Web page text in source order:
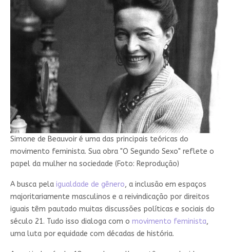
Simone de Beauvoir é uma das principais teóricas do
movimento feminista. Sua obra "O Segundo Sexo" reflete o
papel da mulher na sociedade (Foto: Reprodução)
A busca pela igualdade de gênero, a inclusão em espaços
majoritariamente masculinos e a reivindicação por direitos
iguais têm pautado muitas discussões políticas e sociais do
século 21. Tudo isso dialoga com o movimento feminista,
uma luta por equidade com décadas de história.